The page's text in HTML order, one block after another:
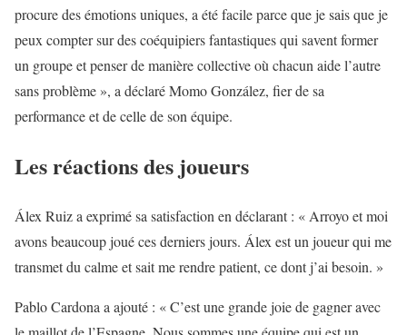
procure des émotions uniques, a été facile parce que je sais que je
peux compter sur des coéquipiers fantastiques qui savent former
un groupe et penser de manière collective où chacun aide l’autre
sans problème », a déclaré Momo González, fier de sa
performance et de celle de son équipe.
Les réactions des joueurs
Álex Ruiz a exprimé sa satisfaction en déclarant : « Arroyo et moi
avons beaucoup joué ces derniers jours. Álex est un joueur qui me
transmet du calme et sait me rendre patient, ce dont j’ai besoin. »
Pablo Cardona a ajouté : « C’est une grande joie de gagner avec